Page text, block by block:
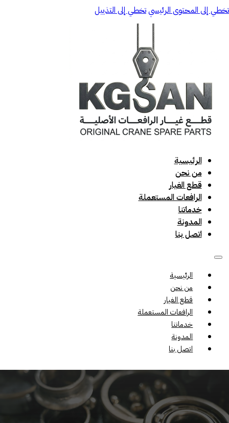
تخطي إلى المحتوى الرئيسيتخطي إلى التذييل
الرئيسية
من نحن
قطع الغيار
الرافعات المستعملة
خدماتنا
المدونة
اتصل بنا
الرئيسية
من نحن
قطع الغيار
الرافعات المستعملة
خدماتنا
المدونة
اتصل بنا